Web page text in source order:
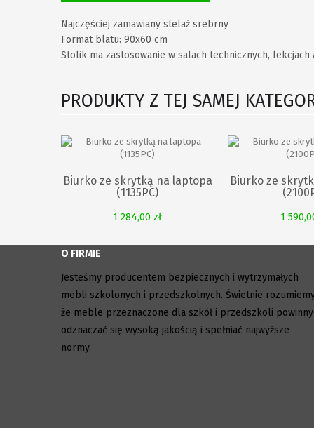
Najczęściej zamawiany stelaż srebrny
Format blatu: 90x60 cm
Stolik ma zastosowanie w salach technicznych,
PRODUKTY Z TEJ SAMEJ
Biurko ze skrytką na laptopa
(1135PC)
1 284,00 zł
Biurko ze
1
O FIRMIE
Jesteśmy producentem bezpiecznych i wytrzymałych
mebli szkolonych i przedszkolnych. Świetnie
że meble przeznaczone dla szkół i przedszkoli powinny
odznaczać się wysoką jakością i spełniać najwyższe
normy.